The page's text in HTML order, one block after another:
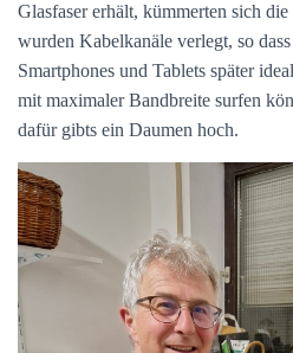
Glasfaser erhält, kümmerten sich
wurden Kabelkanäle verlegt, so
Smartphones und Tablets später
mit maximaler Bandbreite surfen
dafür gibts ein Daumen hoch.